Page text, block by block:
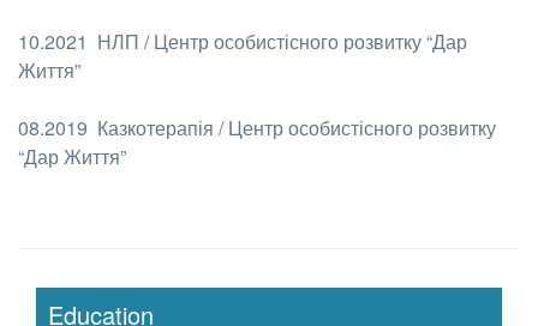
10.2021 НЛП / Центр особистісного розвитку “Дар
Життя”
08.2019 Казкотерапія / Центр особистісного розвитку
“Дар Життя”
Education